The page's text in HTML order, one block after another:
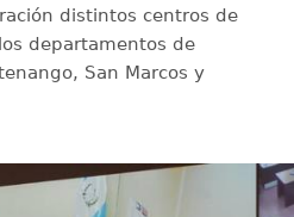
distintos centros de
departamentos de
San Marcos y